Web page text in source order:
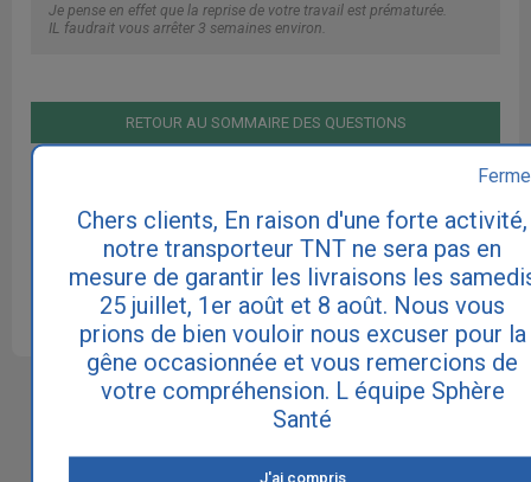
Je pense en effet que la reprise de votre travail est prématurée.
IL faudrait vous arrêter 3 semaines environ.
RETOUR AU SOMMAIRE DES QUESTIONS
Cette réponse ne remplace pas le diagnostic de votre
médecin. Consultez votre médecin traitant ou un médecin
spécialiste urologue ou gynécologue si vous souffrez
d'incontinence.
Sphère Santé est le site N°1 pour
l'incontinence et les fuites urinaires.
une information exhaustive sur les causes et les
Chers clients, En raison d'une forte activité,
notre transporteur TNT ne sera pas en
mesure de garantir les livraisons les
25 juillet, 1er août et 8 août. Nous vous
prions de bien vouloir nous excuser pour la
gêne occasionnée et vous remercions de
votre compréhension. L équipe Sphère
Santé
J'ai compris